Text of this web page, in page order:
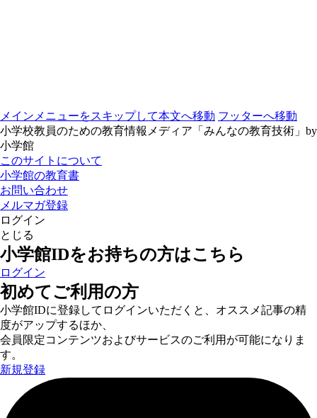
メインメニューをスキップして本文へ移動 フッターへ移動
小学校教員のための教育情報メディア「みんなの教育技術」by
小学館
このサイトについて
小学館の教育書
お問い合わせ
メルマガ登録
ログイン
とじる
小学館IDをお持ちの方はこちら
ログイン
初めてご利用の方
小学館IDに登録してログインいただくと、オススメ記事の精
度がアップするほか、
会員限定コンテンツおよびサービスのご利用が可能になりま
す。
新規登録